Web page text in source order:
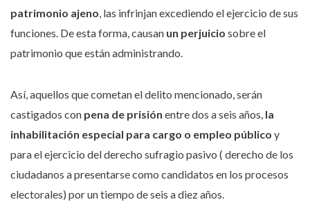
patrimonio ajeno , las infrinjan excediendo el ejercicio de sus
funciones. De esta forma, causan un perjuicio sobre el
patrimonio que están administrando.
Así, aquellos que cometan el delito mencionado, serán
castigados con pena de prisión entre dos a seis años, la
inhabilitación especial para cargo o empleo público y
para el ejercicio del derecho sufragio pasivo ( derecho de los
ciudadanos a presentarse como candidatos en los procesos
electorales) por un tiempo de seis a diez años.